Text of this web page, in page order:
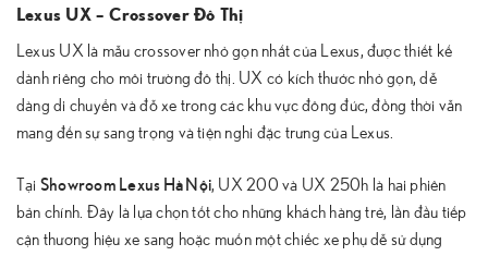
Lexus UX – Crossover Đô Thị
Lexus UX là mẫu crossover nhỏ gọn nhất của Lexus, được thiết kế
dành riêng cho môi trường đô thị. UX có kích thước nhỏ gọn, dễ
dàng di chuyển và đỗ xe trong các khu vực đông đúc, đồng thời vẫn
mang đến sự sang trọng và tiện nghi đặc trưng của Lexus.
Tại Showroom Lexus Hà Nội, UX 200 và UX 250h là hai phiên
bản chính. Đây là lựa chọn tốt cho những khách hàng trẻ, lần đầu tiếp
cận thương hiệu xe sang hoặc muốn một chiếc xe phụ dễ sử dụng